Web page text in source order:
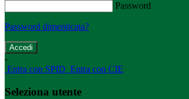
Password
Password dimenticata?
-
Entra con SPID Entra con CIE
Seleziona utente